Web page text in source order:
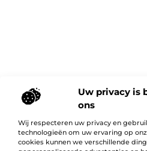
Uw privacy is
ons
Wij respecteren uw privacy en
technologieën om uw ervaring op
cookies kunnen we verschillende